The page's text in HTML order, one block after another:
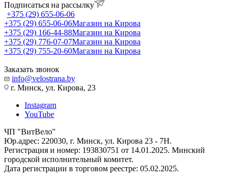
Подписаться на рассылку
+375 (29) 655-06-06
+375 (29) 655-06-06Магазин на Кирова
+375 (29) 166-44-88Магазин на Кирова
+375 (29) 776-07-07Магазин на Кирова
+375 (29) 755-20-60Магазин на Кирова
Заказать звонок
info@velostrana.by
г. Минск, ул. Кирова, 23
Instagram
YouTube
ЧП "ВитВело"
Юр.адрес: 220030, г. Минск, ул. Кирова 23 - 7Н.
Регистрация и номер: 193830751 от 14.01.2025. Минский
городской исполнительный комитет.
Дата регистрации в торговом реестре: 05.02.2025.